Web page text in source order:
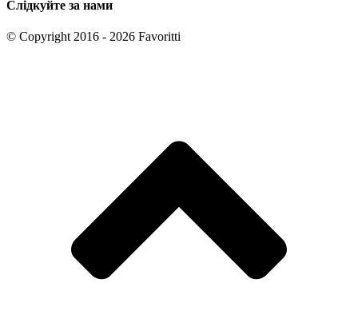
Слідкуйте за нами
© Copyright 2016 - 2026 Favoritti